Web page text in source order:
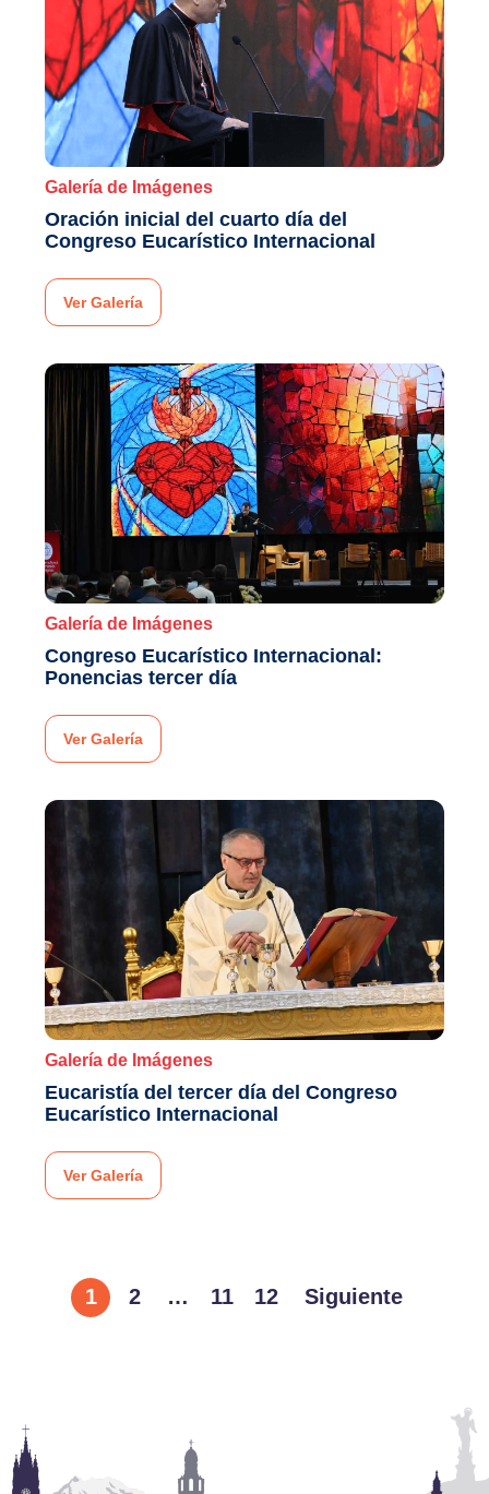
Galería de Imágenes
Oración inicial del cuarto día del
Congreso Eucarístico Internacional
Ver Galería
Galería de Imágenes
Congreso Eucarístico Internacional:
Ponencias tercer día
Ver Galería
Galería de Imágenes
Eucaristía del tercer día del Congreso
Eucarístico Internacional
Ver Galería
1 2 … 11 12 Siguiente